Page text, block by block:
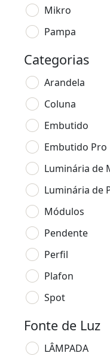
Mikro
Pampa
Categorias
Arandela
Coluna
Embutido
Embutido Pro
Luminária de
Luminária de
Módulos
Pendente
Perfil
Plafon
Spot
Fonte de Luz
LÂMPADA